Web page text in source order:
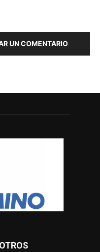
UN COMENTARIO